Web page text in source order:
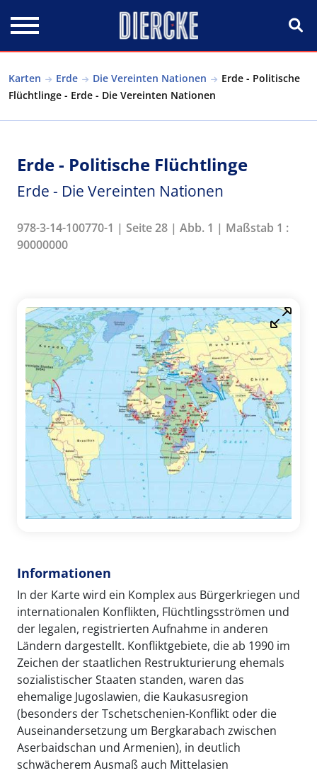
Karten Erde Die Vereinten Nationen
Erde - Politische
Flüchtlinge - Erde - Die Vereinten Nationen
Erde - Politische Flüchtlinge
Erde - Die Vereinten Nationen
978-3-14-100770-1 | Seite 28 | Abb. 1 | Maßstab 1 :
90000000
Informationen
In der Karte wird ein Komplex aus Bürgerkriegen und
internationalen Konflikten, Flüchtlingsströmen und
der legalen, registrierten Aufnahme in anderen
Ländern dargestellt. Konfliktgebiete, die ab 1990 im
Zeichen der staatlichen Restrukturierung ehemals
sozialistischer Staaten standen, waren das
ehemalige Jugoslawien, die Kaukasusregion
(besonders der Tschetschenien-Konflikt oder die
Auseinandersetzung um Bergkarabach zwischen
Aserbaidschan und Armenien), in deutlich
schwächerem Ausmaß auch Mittelasien